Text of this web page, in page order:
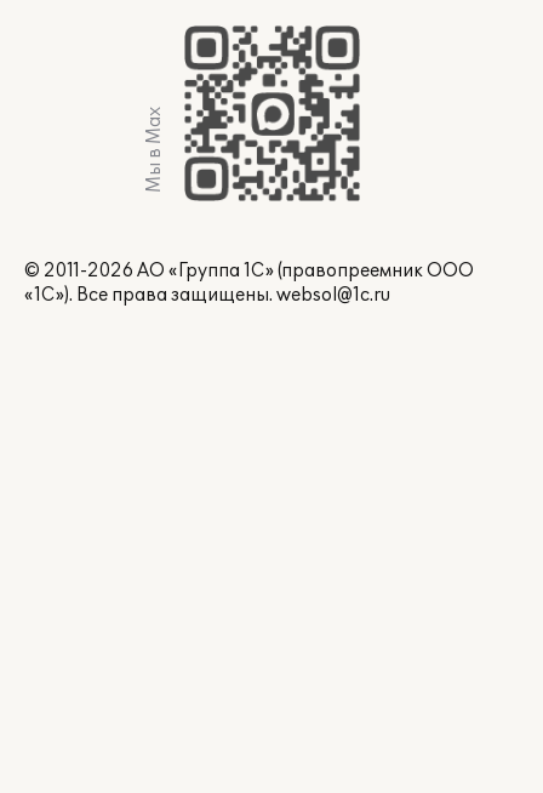
Мы в Max
© 2011-2026 АО «Группа 1С» (правопреемник ООО
«1С»). Все права защищены. websol@1c.ru